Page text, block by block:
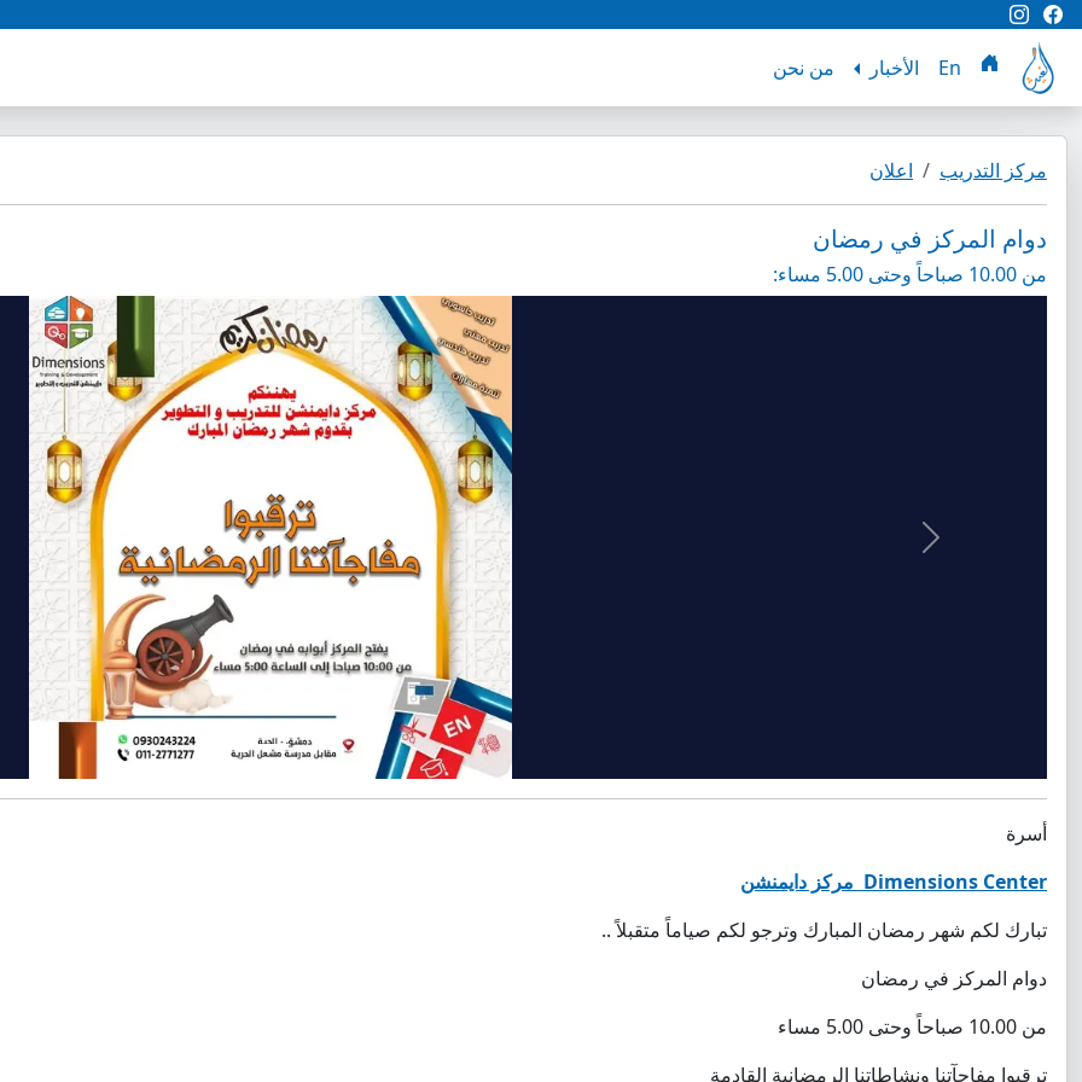
En الأخبار من نحن
مركز التدريب اعلان
دوام المركز في رمضان
من 10.00 صباحاً وحتى 5.00 مساء:
Previous
أسرة
Dimensions Center مركز دايمنشن
تبارك لكم شهر رمضان المبارك وترجو لكم صياماً متقبلاً ..
دوام المركز في رمضان
من 10.00 صباحاً وحتى 5.00 مساء
ترقبوا مفاجآتنا ونشاطاتنا الرمضانية القادمة